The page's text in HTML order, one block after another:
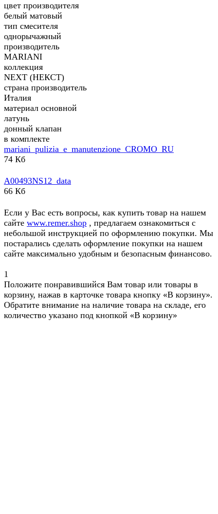
цвет производителя
белый матовый
тип смесителя
однорычажный
производитель
MARIANI
коллекция
NEXT (НЕКСТ)
страна производитель
Италия
материал основной
латунь
донный клапан
в комплекте
mariani_pulizia_e_manutenzione_CROMO_RU
74 Кб
A00493NS12_data
66 Кб
Если у Вас есть вопросы, как купить товар на нашем
сайте www.remer.shop , предлагаем ознакомиться с
небольшой инструкцией по оформлению покупки. Мы
постарались сделать оформление покупки на нашем
сайте максимально удобным и безопасным финансово.
1
Положите понравившийся Вам товар или товары в
корзину, нажав в карточке товара кнопку «В корзину».
Обратите внимание на наличие товара на складе, его
количество указано под кнопкой «В корзину»